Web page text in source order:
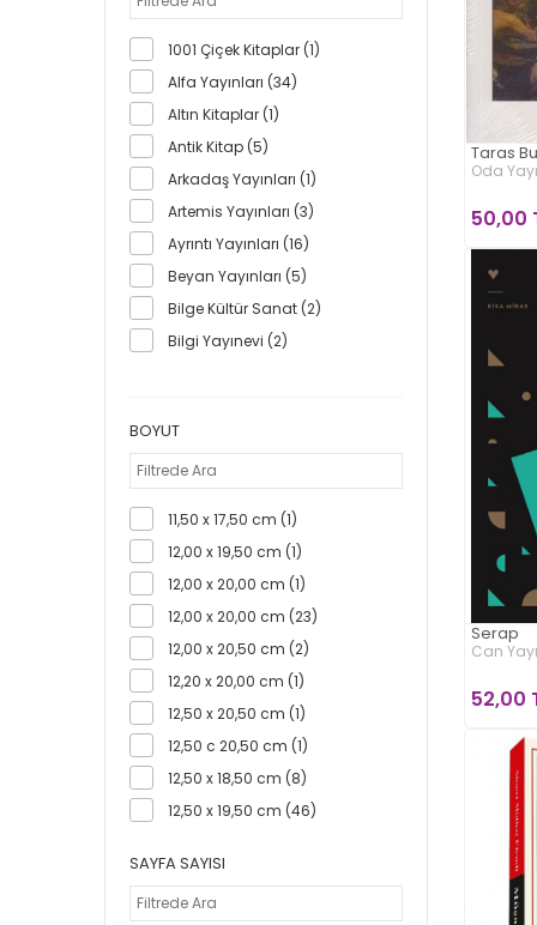
1001 Çiçek Kitaplar (1)
Alfa Yayınları (34)
Altın Kitaplar (1)
Antik Kitap (5)
Arkadaş Yayınları (1)
Artemis Yayınları (3)
Ayrıntı Yayınları (16)
Beyan Yayınları (5)
Bilge Kültür Sanat (2)
Bilgi Yayınevi (2)
Cem Yayınevi (3)
Cumhuriyet Kitapları (1)
(179)
Kapı Yayınları (6)
Karakum Yayınevi (1)
BOYUT
11,50 x 17,50 cm (1)
12,00 x 19,50 cm (1)
12,00 x 20,00 cm (1)
12,00 x 20,00 cm (23)
12,00 x 20,50 cm (2)
12,20 x 20,00 cm (1)
12,50 x 20,50 cm (1)
12,50 c 20,50 cm (1)
12,50 x 18,50 cm (8)
12,50 x 19,50 cm (46)
12,50 x 20,50 cm (127)
SAYFA SAYISI
Taras
Oda
50,00
Serap
Can
52,00